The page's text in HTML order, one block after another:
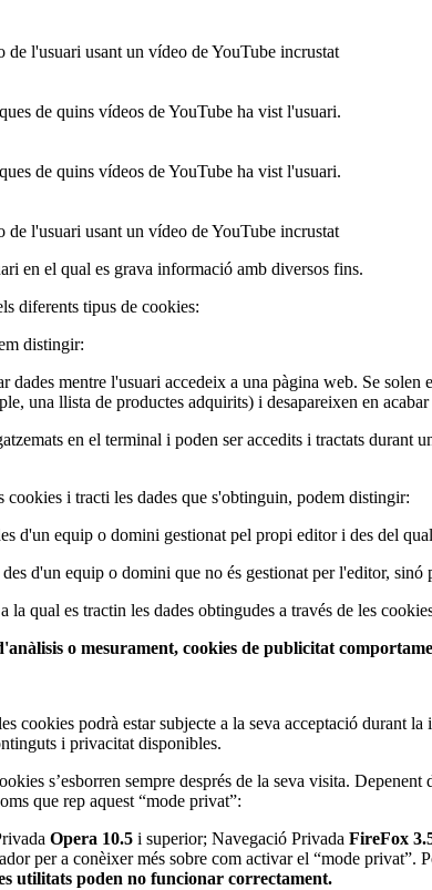
l'usuari usant un vídeo de YouTube incrustat
de quins vídeos de YouTube ha vist l'usuari.
de quins vídeos de YouTube ha vist l'usuari.
l'usuari usant un vídeo de YouTube incrustat
en el qual es grava informació amb diversos fins.
diferents tipus de cookies:
distingir:
dades mentre l'usuari accedeix a una pàgina web. Se
una llista de productes adquirits) i desapareixen en acabar
en el terminal i poden ser accedits i tractats
i tracti les dades que s'obtinguin, podem distingir:
d'un equip o domini gestionat pel propi editor i des del
d'un equip o domini que no és gestionat per l'editor,
qual es tractin les dades obtingudes a través de les
o mesurament, cookies de publicitat
cookies podrà estar subjecte a la seva acceptació durant
i privacitat disponibles.
s’esborren sempre després de la seva visita.
que rep aquest “mode privat”:
Opera 10.5 i superior; Navegació Privada FireFox
per a conèixer més sobre com activar el “mode
utilitats poden no funcionar correctament.